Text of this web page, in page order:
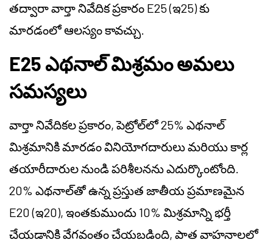
తద్వారా వార్తా నివేదిక ప్రకారం E25 (ఇ25) కు
మారడంలో ఆలస్యం కావచ్చు.
E25 ఎథనాల్ మిశ్రమం అమలు
సమస్యలు
వార్తా నివేదికల ప్రకారం, పెట్రోల్‌లో 25% ఎథనాల్
మిశ్రమానికి మారడం వినియోగదారులు మరియు కార్ల
తయారీదారుల నుండి పరిశీలనను ఎదుర్కొంటోంది.
20% ఎథనాల్‌తో ఉన్న ప్రస్తుత జాతీయ ప్రమాణమైన
E20 (ఇ20), ఇంతకుముందు 10% మిశ్రమాన్ని భర్తీ
చేయడానికి వేగవంతం చేయబడింది, పాత వాహనాలలో